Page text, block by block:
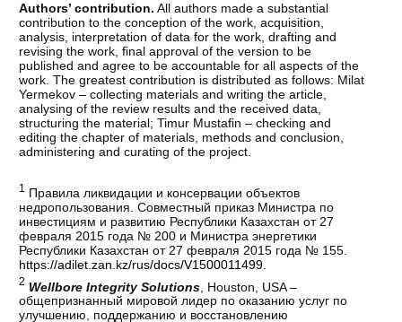
Authors’ contribution. All authors made a substantial
contribution to the conception of the work, acquisition,
analysis, interpretation of data for the work, drafting and
revising the work, final approval of the version to be
published and agree to be accountable for all aspects of the
work. The greatest contribution is distributed as follows: Milat
Yermekov – collecting materials and writing the article,
analysing of the review results and the received data,
structuring the material; Timur Mustafin – checking and
editing the chapter of materials, methods and conclusion,
administering and curating of the project.
1
Правила ликвидации и консервации объектов
недропользования. Совместный приказ Министра по
инвестициям и развитию Республики Казахстан от 27
февраля 2015 года № 200 и Министра энергетики
Республики Казахстан от 27 февраля 2015 года № 155.
https://adilet.zan.kz/rus/docs/V1500011499
2 Wellbore Integrity Solutions , Houston, USA –
общепризнанный мировой лидер по оказанию услуг по
улучшению, поддержанию и восстановлению